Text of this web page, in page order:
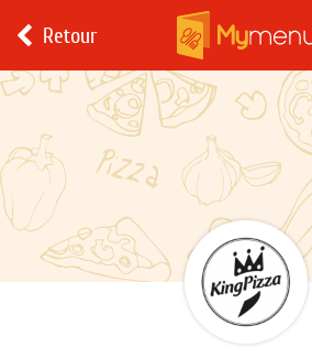
Retour